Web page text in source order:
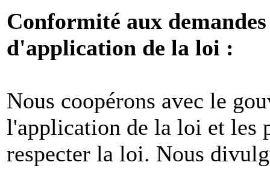
Conformité aux
d'application de la loi :
Nous coopérons avec le
l'application de la loi et les
respecter la loi. Nous